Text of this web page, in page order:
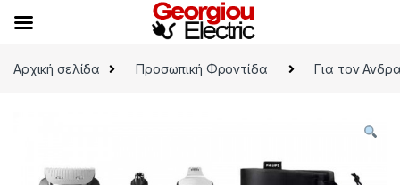
Αρχική σελίδα
Προσωπική Φροντίδα Για τον